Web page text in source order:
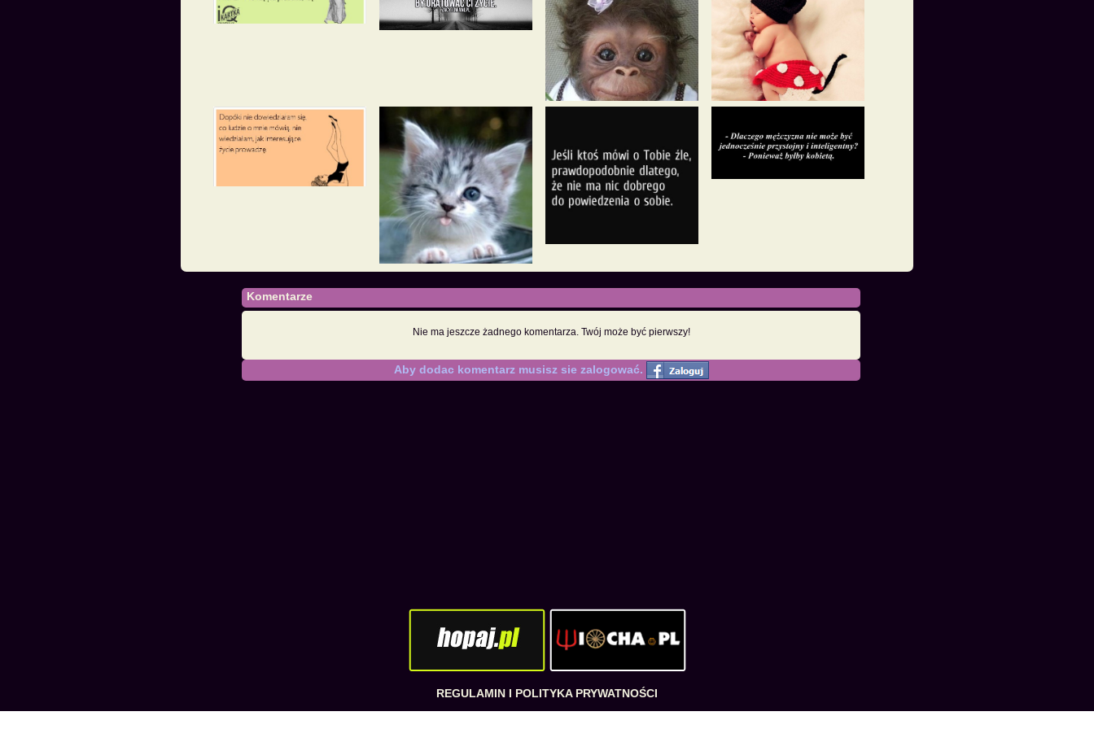
Komentarze
Nie ma jeszcze żadnego komentarza. Twój może być pierwszy!
Aby dodac komentarz musisz sie zalogować.
REGULAMIN I POLITYKA PRYWATNOŚCI